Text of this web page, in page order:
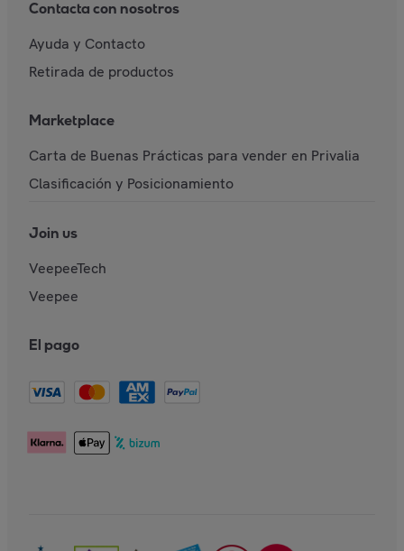
Contacta con nosotros
Ayuda y Contacto
Retirada de productos
Marketplace
Carta de Buenas Prácticas para vender en Privalia
Clasificación y Posicionamiento
Join us
VeepeeTech
Veepee
El pago